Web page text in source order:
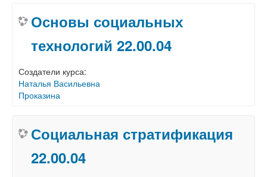
Основы социальных
технологий 22.00.04
Создатели курса:
Наталья Васильевна
Проказина
Социальная стратификация
22.00.04